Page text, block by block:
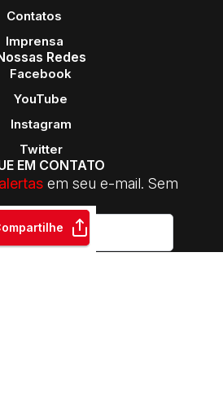
Contatos
Imprensa
Redes
Facebook
YouTube
Instagram
Twitter
EM CONTATO
alertas em seu e-mail. Sem